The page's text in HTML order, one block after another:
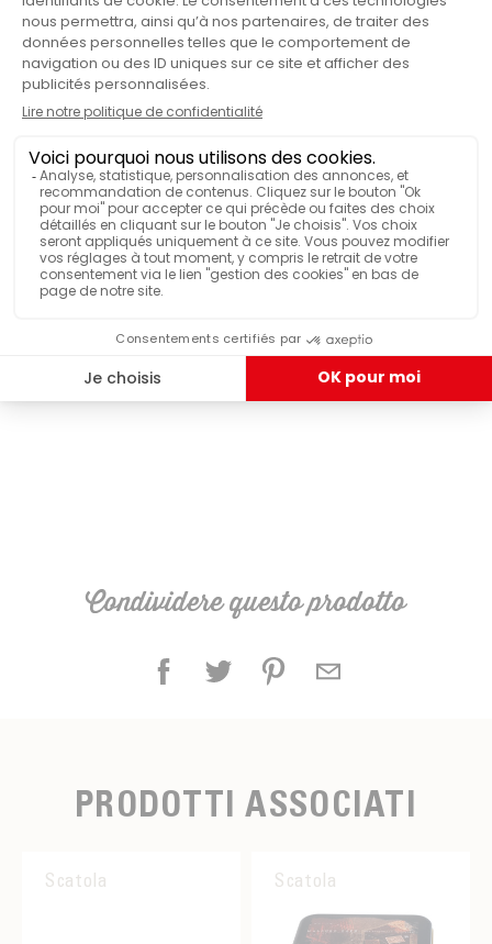
PRODUTTO Scatola
PUÒ ESSERE LAVATO IN LAVASTOVIGLIE
VISUALIZZA PIÙ FUNZIONALITÀ
HANNO TESTATO & APPREZZATO
Scatola portaoggetti 500g Airscape nero
Condividere questo prodotto
PRODOTTI ASSOCIATI
Scatola Scatola